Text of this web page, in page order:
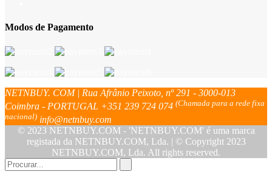
Modos de Pagamento
NETNBUY. COM | Rua Afrânio Peixoto, nº 291 - 3000-013
Coimbra - PORTUGAL +351 239 724 074 (Chamada para a rede fixa
nacional) info@netnbuy.com
© 2023 NETNBUY.COM - 'NETNBUY.COM' é uma marca
registada da NETNBUY.COM, Lda. | © Copyright 2023
NETNBUY.COM, Lda. All rights reserved.